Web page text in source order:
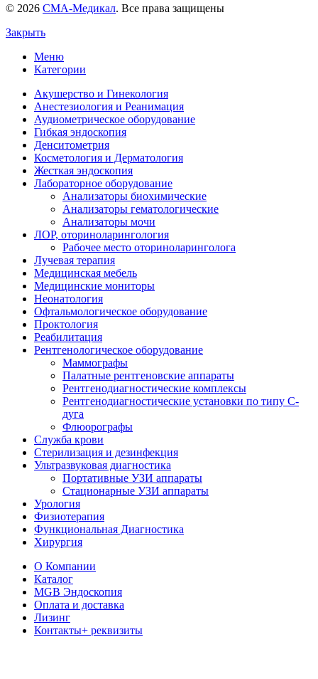
© 2026 СМА-Медикал. Все права защищены
Закрыть
Меню
Категории
Акушерство и Гинекология
Анестезиология и Реанимация
Аудиометрическое оборудование
Гибкая эндоскопия
Денситометрия
Косметология и Дерматология
Жесткая эндоскопия
Лабораторное оборудование
Анализаторы биохимические
Анализаторы гематологические
Анализаторы мочи
ЛОР, оториноларингология
Рабочее место оториноларинголога
Лучевая терапия
Медицинская мебель
Медицинские мониторы
Неонатология
Офтальмологическое оборудование
Проктология
Реабилитация
Рентгенологическое оборудование
Маммографы
Палатные рентгеновские аппараты
Рентгенодиагностические комплексы
Рентгенодиагностические установки по типу С-
дуга
Флюорографы
Служба крови
Стерилизация и дезинфекция
Ультразвуковая диагностика
Портативные УЗИ аппараты
Стационарные УЗИ аппараты
Урология
Физиотерапия
Функциональная Диагностика
Хирургия
О Компании
Каталог
MGB Эндоскопия
Оплата и доставка
Лизинг
Контакты+ реквизиты